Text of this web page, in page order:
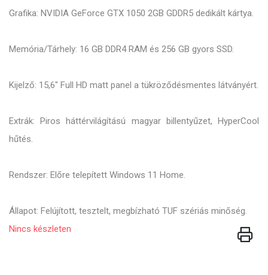
Grafika: NVIDIA GeForce GTX 1050 2GB GDDR5 dedikált kártya.
Memória/Tárhely: 16 GB DDR4 RAM és 256 GB gyors SSD.
Kijelző: 15,6" Full HD matt panel a tükröződésmentes látványért.
Extrák: Piros háttérvilágítású magyar billentyűzet, HyperCool
hűtés.
Rendszer: Előre telepített Windows 11 Home.
Állapot: Felújított, tesztelt, megbízható TUF szériás minőség.
Nincs készleten